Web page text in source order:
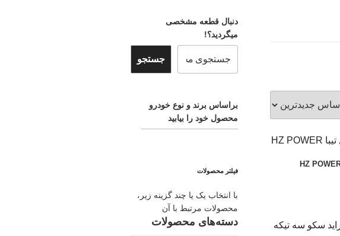
دنبال قطعه مشخصی
میگردید؟!
جستجو
براساس برند و نوع خودرو
محصول خود را بیابید
فیلتر محصولات
با انتخاب یک یا چند گزینه زیر،
محصولات مرتبط با آن
دسته‌های محصولات